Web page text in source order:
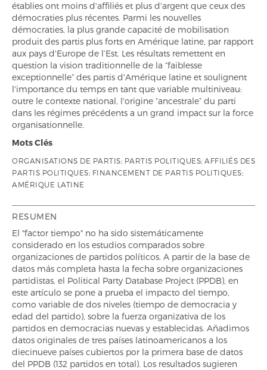
établies ont moins d'affiliés et plus d'argent que ceux des
démocraties plus récentes. Parmi les nouvelles
démocraties, la plus grande capacité de mobilisation
produit des partis plus forts en Amérique latine, par rapport
aux pays d'Europe de l’Est. Les résultats remettent en
question la vision traditionnelle de la “faiblesse
exceptionnelle” des partis d'Amérique latine et soulignent
l'importance du temps en tant que variable multiniveau:
outre le contexte national, l'origine “ancestrale” du parti
dans les régimes précédents a un grand impact sur la force
organisationnelle.
Mots Clés
ORGANISATIONS DE PARTIS; PARTIS POLITIQUES; AFFILIÉS DES
PARTIS POLITIQUES; FINANCEMENT DE PARTIS POLITIQUES;
AMÉRIQUE LATINE
RESUMEN
El "factor tiempo" no ha sido sistemáticamente
considerado en los estudios comparados sobre
organizaciones de partidos políticos. A partir de la base de
datos más completa hasta la fecha sobre organizaciones
partidistas, el Political Party Database Project (PPDB), en
este artículo se pone a prueba el impacto del tiempo,
como variable de dos niveles (tiempo de democracia y
edad del partido), sobre la fuerza organizativa de los
partidos en democracias nuevas y establecidas. Añadimos
datos originales de tres países latinoamericanos a los
diecinueve países cubiertos por la primera base de datos
del PPDB (132 partidos en total). Los resultados sugieren